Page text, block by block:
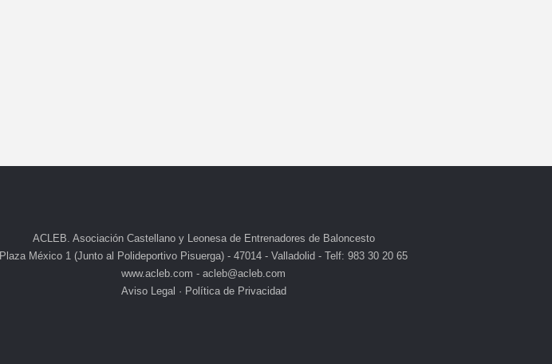
ACLEB. Asociación Castellano y Leonesa de Entrenadores de Baloncesto
Plaza México 1 (Junto al Polideportivo Pisuerga) - 47014 - Valladolid - Telf: 983 30 20 65
www.acleb.com - acleb@acleb.com
Aviso Legal · Política de Privacidad